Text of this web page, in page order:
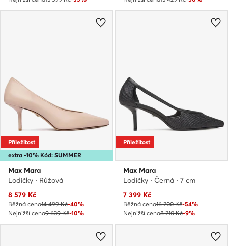
extra -10% Kód: SUMMER
Příležitost
Max Mara
Lodičky · Růžová
Aktuální cena
8 579 Kč
Běžná cena14 499 Kč-40%
Nejnižší cena9 639 Kč-10%
Příležitost
Max Mara
Lodičky · Černá · 7 cm
Aktuální cena
7 399 Kč
Běžná cena16 200 Kč-54%
Nejnižší cena8 210 Kč-9%